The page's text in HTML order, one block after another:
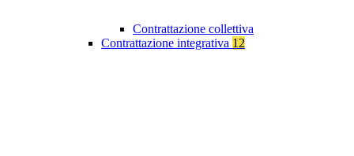
Contrattazione collettiva
Contrattazione integrativa 12